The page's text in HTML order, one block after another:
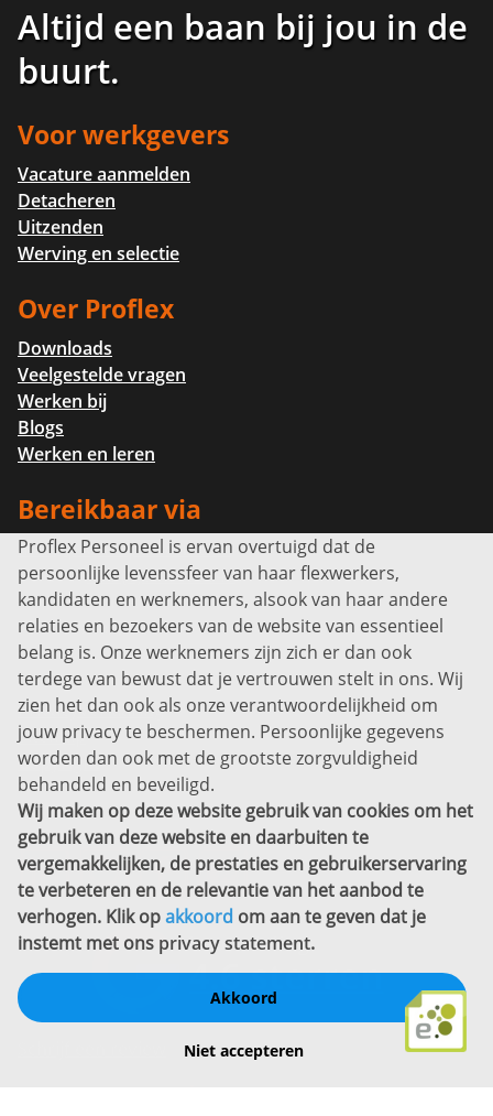
Altijd een baan bij jou in de
buurt.
Voor werkgevers
Vacature aanmelden
Detacheren
Uitzenden
Werving en selectie
Over Proflex
Downloads
Veelgestelde vragen
Werken bij
Blogs
Werken en leren
Bereikbaar via
Info@proflexpersoneel.nl
Bel ons:+31 (0)85 0450040
Prins Willem-Alexanderlaan 301
7311 SW Apeldoorn
Disclaimer
Privacyverklaring
Sitemap
Copyright
Bekijk ook eens
Proflex Personeel is ervan overtuigd dat de
persoonlijke levenssfeer van haar flexwerkers,
kandidaten en werknemers, alsook van haar andere
relaties en bezoekers van de website van essentieel
belang is. Onze werknemers zijn zich er dan ook
terdege van bewust dat je vertrouwen stelt in ons. Wij
zien het dan ook als onze verantwoordelijkheid om
jouw privacy te beschermen. Persoonlijke gegevens
worden dan ook met de grootste zorgvuldigheid
behandeld en beveiligd.
Wij maken op deze website gebruik van cookies om het
gebruik van deze website en daarbuiten te
vergemakkelijken, de prestaties en gebruikerservaring
te verbeteren en de relevantie van het aanbod te
verhogen. Klik opakkoord om aan te geven dat je
instemt met ons privacy statement.
Akkoord
Niet accepteren